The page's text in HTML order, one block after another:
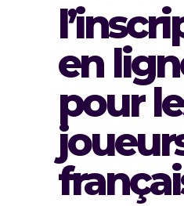
en
pour